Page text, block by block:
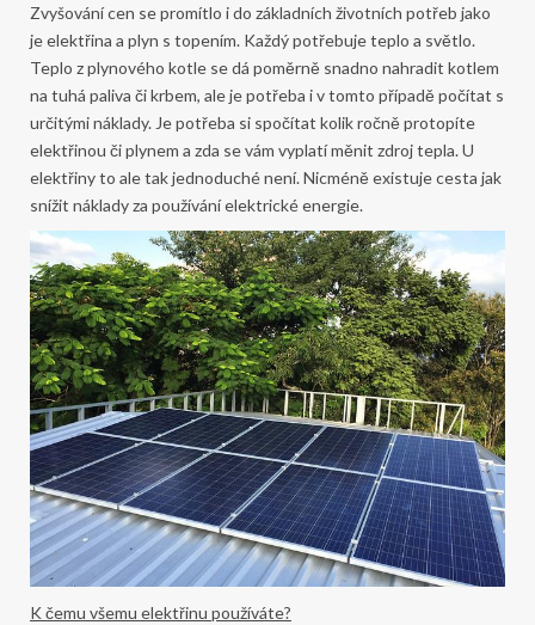
Zvyšování cen se promítlo i do základních životních potřeb jako
je elektřina a plyn s topením. Každý potřebuje teplo a světlo.
Teplo z plynového kotle se dá poměrně snadno nahradit kotlem
na tuhá paliva či krbem, ale je potřeba i v tomto případě počítat s
určitými náklady. Je potřeba si spočítat kolik ročně protopíte
elektřinou či plynem a zda se vám vyplatí měnit zdroj tepla. U
elektřiny to ale tak jednoduché není. Nicméně existuje cesta jak
snížit náklady za používání elektrické energie.
K čemu všemu elektřinu používáte?